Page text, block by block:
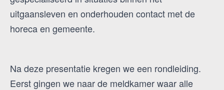
uitgaansleven en onderhouden contact met de
horeca en gemeente.
Na deze presentatie kregen we een rondleiding.
Eerst gingen we naar de meldkamer waar alle